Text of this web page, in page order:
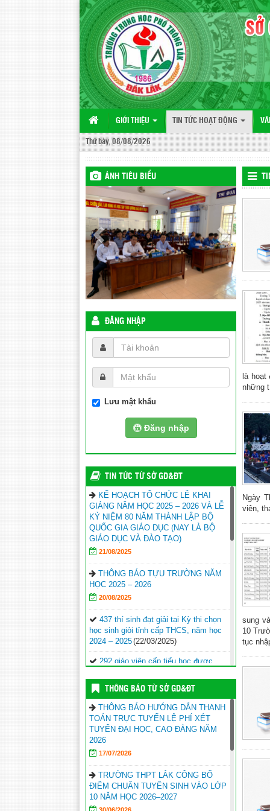
GIỚI THIỆU TIN TỨC HOẠT ĐỘNG
Thứ bảy, 08/08/2026
ẢNH TIÊU BIỂU
ĐĂNG NHẬP
Lưu mật khẩu
Đăng nhập
TIN TỨC TỪ SỞ GD&ĐT
KẾ HOẠCH TỔ CHỨC LỄ KHAI
GIẢNG NĂM HỌC 2025 – 2026 VÀ LỄ
KỶ NIỆM 80 NĂM THÀNH LẬP BỘ
QUỐC GIA GIÁO DỤC (NAY LÀ BỘ
GIÁO DỤC VÀ ĐÀO TẠO)
21/08/2025
THÔNG BÁO TỰU TRƯỜNG NĂM
HỌC 2025 – 2026
20/08/2025
437 thí sinh đạt giải tại Kỳ thi chọn
học sinh giỏi tỉnh cấp THCS, năm học
2024 – 2025(22/03/2025)
292 giáo viên cấp tiểu học được
Lắk, năm học 2024 – 2025”
Học sinh Đắk Lắk từng bước khẳng
định năng lực thực hành thông qua
Cuộc thi Nghiên cứu khoa học kỹ thuật
cấp quốc gia (21/03/2025)
Lịch công tác tuần từ ngày
24/3/2025 đến ngày
30/3/2025(21/03/2025)
311 giáo viên tham gia Hội thi giáo
viên dạy giỏi giáo dục mầm non cấp
THÔNG BÁO TỪ SỞ GD&ĐT
THÔNG BÁO HƯỚNG DẪN THANH
TOÁN TRỰC TUYẾN LỆ PHÍ XÉT
TUYỂN ĐẠI HỌC, CAO ĐẲNG NĂM
2026
17/07/2026
TRƯỜNG THPT LẮK CÔNG BỐ
ĐIỂM CHUẨN TUYỂN SINH VÀO LỚP
10 NĂM HỌC 2026–2027
30/06/2026
là hoạt
những
Ngày
viên,
sung
10
tục